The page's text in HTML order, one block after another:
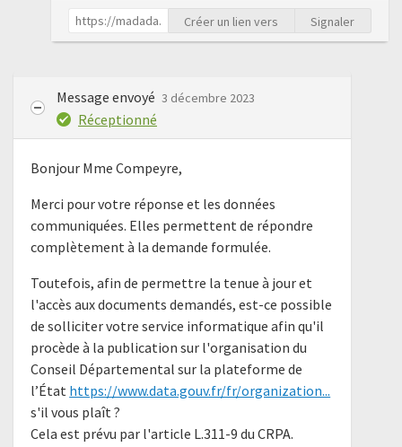
Créer un lien vers Signaler
Message envoyé 3 décembre 2023
Réceptionné
Bonjour Mme Compeyre,
Merci pour votre réponse et les données
communiquées. Elles permettent de répondre
complètement à la demande formulée.
Toutefois, afin de permettre la tenue à jour et
l'accès aux documents demandés, est-ce possible
de solliciter votre service informatique afin qu'il
procède à la publication sur l'organisation du
Conseil Départemental sur la plateforme de
l’État https://www.data.gouv.fr/fr/organization...
s'il vous plaît ?
Cela est prévu par l'article L.311-9 du CRPA.